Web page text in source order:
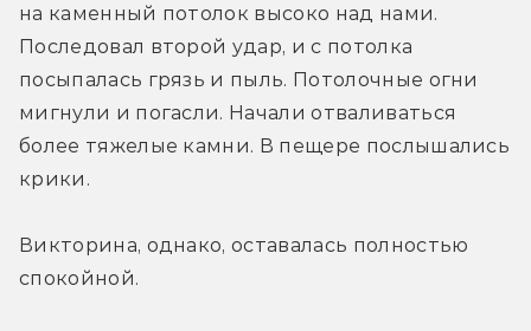
на каменный потолок высоко над нами.
Последовал второй удар, и с потолка
посыпалась грязь и пыль. Потолочные огни
мигнули и погасли. Начали отваливаться
более тяжелые камни. В пещере послышались
крики.
Викторина, однако, оставалась полностью
спокойной.